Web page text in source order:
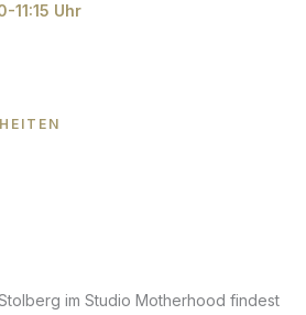
11:15 Uhr
im Studio Motherhood findest